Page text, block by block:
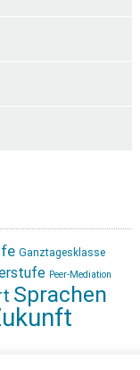
Ganztagesklasse
Peer-Mediation
Sprachen